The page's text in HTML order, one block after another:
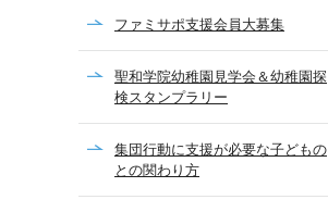
ファミサポ支援会員大募集
聖和学院幼稚園見学会＆幼稚園探
検スタンプラリー
集団行動に支援が必要な子どもの
との関わり方